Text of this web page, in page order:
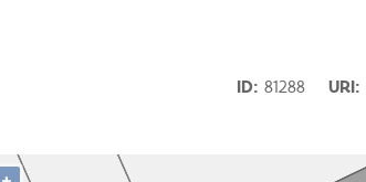
ID
81288 URI